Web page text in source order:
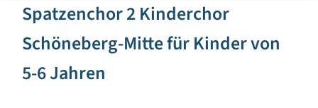
Spatzenchor 2 Kinderchor
Schöneberg-Mitte für Kinder von
5-6 Jahren